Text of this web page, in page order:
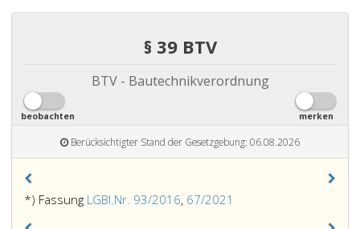
§ 39 BTV
BTV - Bautechnikverordnung
beobachten merken
Berücksichtigter Stand der Gesetzgebung: 06.08.2026
*) Fassung LGBl.Nr. 93/2016, 67/2021